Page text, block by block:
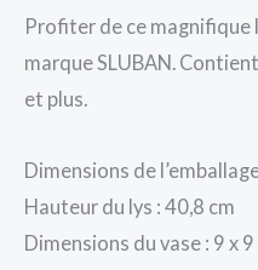
Profiter de ce
marque SLUBAN.
et plus.
Dimensions de
Hauteur du lys : 40,8 cm
Dimensions du vase : 9 x